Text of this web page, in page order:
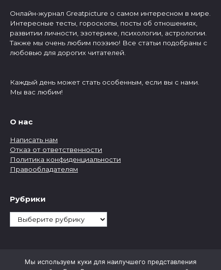
Онлайн-журнал Greatpicture о самом интересном в мире.
Интересные тесты, гороскопы, посты об отношениях,
развитии личности, эзотерике, психологии, астрологии.
Также мы очень любим поэзию! Все статьи подобраны с
любовью для дорогих читателей.
Каждый день может стать особенным, если вы с нами.
Мы вас любим!
О нас
Написать нам
Отказ от ответственности
Политика конфиденциальности
Правообладателям
Рубрики
Рубрики
Мы используем куки для наилучшего представления